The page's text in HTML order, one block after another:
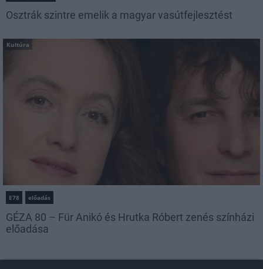
Osztrák szintre emelik a magyar vasútfejlesztést
Kultúra
E78 előadás
GÉZA 80 – Für Anikó és Hrutka Róbert zenés színházi
előadása